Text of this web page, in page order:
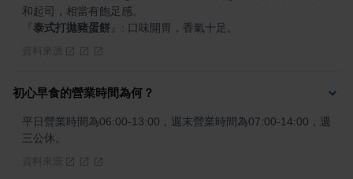
泰式打拋豬蛋餅 : 口味開胃，香氣十足。
初心早食的營業時間為何？
平日營業時間為06:00-13:00，週末營業時間為07:00-14:00，週
三公休。